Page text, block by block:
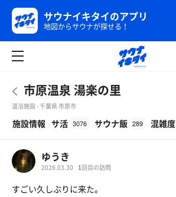
サウナイキタイのアプリ
地図からサウナが探せる！
市原温泉 湯楽の里
温浴施設 - 千葉県 市原市
施設情報 サ活 3076 サウナ飯 289 混雑度
ゆうき
2026.03.30 1 回目の訪問
すごい久しぶりに来た。